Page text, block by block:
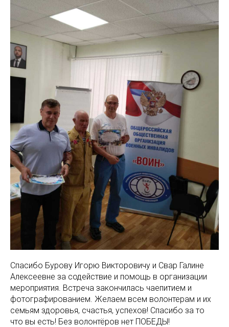
Спасибо Бурову Игорю Викторовичу и Свар Галине
Алексеевне за содействие и помощь в организации
мероприятия. Встреча закончилась чаепитием и
фотографированием. Желаем всем волонтерам и их
семьям здоровья, счастья, успехов! Спасибо за то
что вы есть! Без волонтёров нет ПОБЕДЫ!